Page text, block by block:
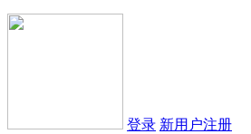
登录 新用户注册